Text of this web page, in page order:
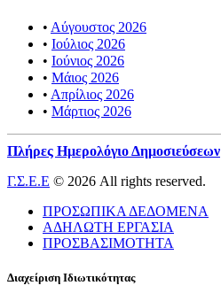
• Αύγουστος 2026
• Ιούλιος 2026
• Ιούνιος 2026
• Μάιος 2026
• Απρίλιος 2026
• Μάρτιος 2026
Πλήρες Ημερολόγιο Δημοσιεύσεων
Γ.Σ.Ε.Ε © 2026 All rights reserved.
ΠΡΟΣΩΠΙΚΑ ΔΕΔΟΜΕΝΑ
ΑΔΗΛΩΤΗ ΕΡΓΑΣΙΑ
ΠΡΟΣΒΑΣΙΜΟΤΗΤΑ
Διαχείριση Ιδιωτικότητας